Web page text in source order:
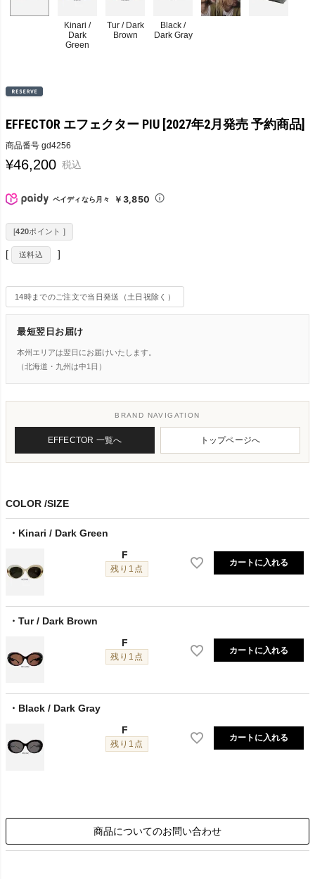
Kinari /
Dark
Green
Tur / Dark
Brown
Black /
Dark Gray
EFFECTOR エフェクター PIU [2027年2月発売 予約商品]
商品番号 gd4256
¥46,200 税込
ペイディなら月々 ￥3,850
[420ポイント ]
送料込
14時までのご注文で当日発送（土日祝除く）
最短翌日お届け
本州エリアは翌日にお届けいたします。
（北海道・九州は中1日）
BRAND NAVIGATION
EFFECTOR 一覧へ トップページへ
COLOR SIZE
Kinari / Dark Green
F
残り1点
カートに入れる
Tur / Dark Brown
F
残り1点
カートに入れる
Black / Dark Gray
F
残り1点
カートに入れる
商品についてのお問い合わせ